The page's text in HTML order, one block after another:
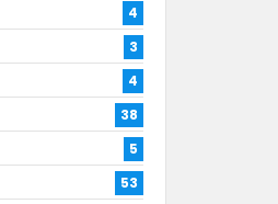
4
3
4
38
5
53